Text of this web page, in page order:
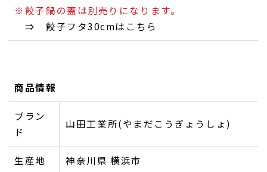
※餃子鍋の蓋は別売りになります。
⇒ 餃子フタ30cmはこちら
商品情報
ブラン
ド
山田工業所(やまだこうぎょうしょ)
生産地 神奈川県 横浜市